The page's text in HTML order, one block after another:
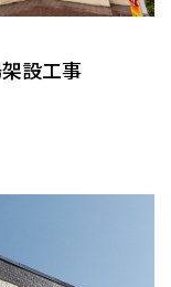
設工事